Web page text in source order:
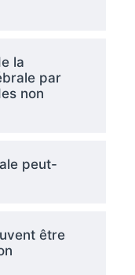
la
par
non
peut-
être